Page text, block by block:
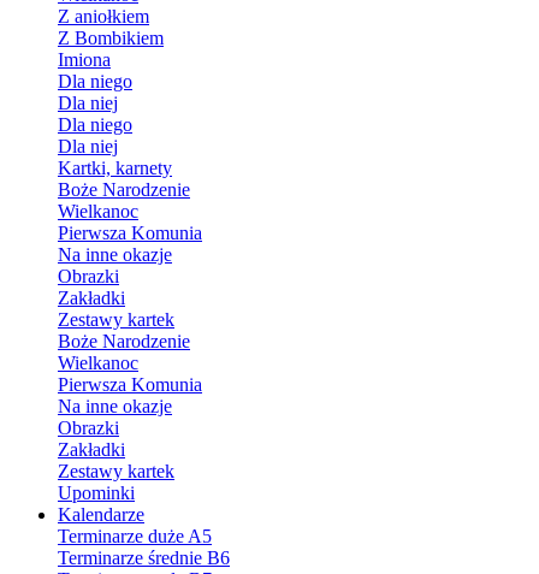
Z aniołkiem
Z Bombikiem
Imiona
Dla niego
Dla niej
Dla niego
Dla niej
Kartki, karnety
Boże Narodzenie
Wielkanoc
Pierwsza Komunia
Na inne okazje
Obrazki
Zakładki
Zestawy kartek
Boże Narodzenie
Wielkanoc
Pierwsza Komunia
Na inne okazje
Obrazki
Zakładki
Zestawy kartek
Upominki
Kalendarze
Terminarze duże A5
Terminarze średnie B6